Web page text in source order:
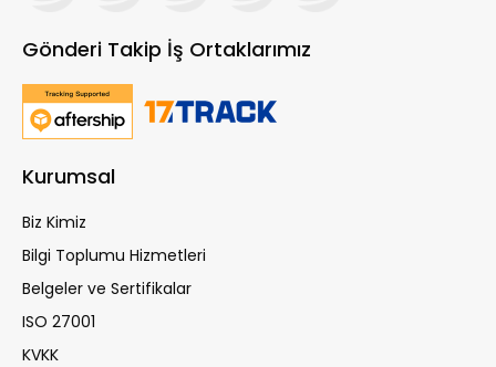
Gönderi Takip İş Ortaklarımız
Kurumsal
Biz Kimiz
Bilgi Toplumu Hizmetleri
Belgeler ve Sertifikalar
ISO 27001
KVKK